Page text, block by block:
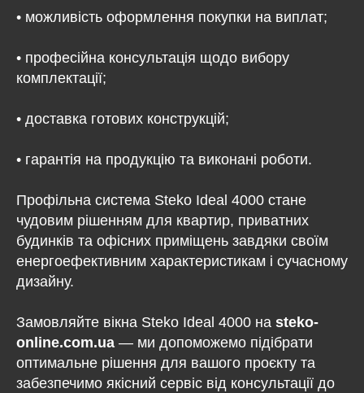
• можливість оформлення покупки на виплат;
• професійна консультація щодо вибору
комплектації;
• доставка готових конструкцій;
• гарантія на продукцію та виконані роботи.
Профільна система Steko Ideal 4000 стане
чудовим рішенням для квартир, приватних
будинків та офісних приміщень завдяки своїм
енергоефективним характеристикам і сучасному
дизайну.
Замовляйте вікна Steko Ideal 4000 на steko-
online.com.ua — ми допоможемо підібрати
оптимальне рішення для вашого проєкту та
забезпечимо якісний сервіс від консультації до